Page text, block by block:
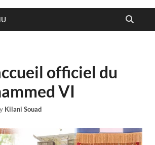
officiel du
VI
Kilani Souad